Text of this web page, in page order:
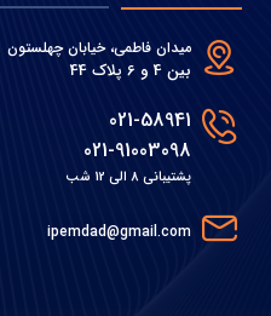
میدان فاطمی، خیابان چهلستون
بین 4 و 6 پلاک 44
021-58941
021-91003098
پشتیبانی 8 الی 12 شب
ipemdad@gmail.com